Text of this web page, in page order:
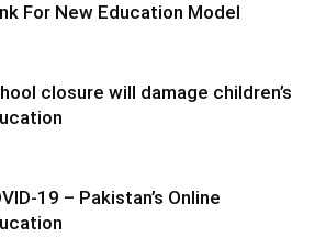
For New Education Model
closure will damage children’s
19 – Pakistan’s Online